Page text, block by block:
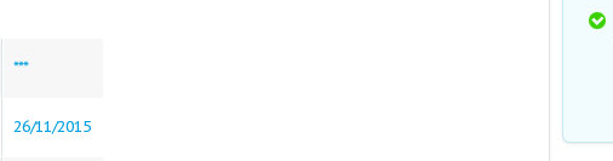
***
26/11/2015